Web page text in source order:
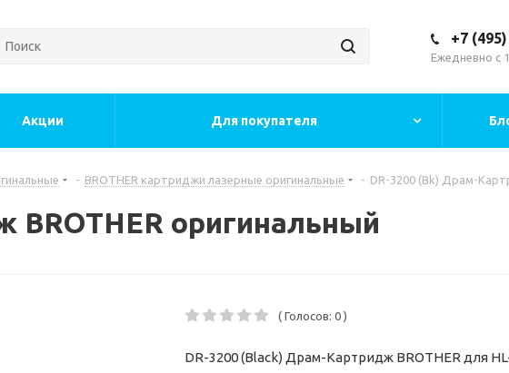
+7
Ежедневно с
Акции Для покупателя
- BROTHER картриджи лазерные оригинальные - DR-3200 (Bk) Драм-
оригинальный
( Голосов: 0 )
DR-3200 (Black) Драм-Картридж BROTHER для